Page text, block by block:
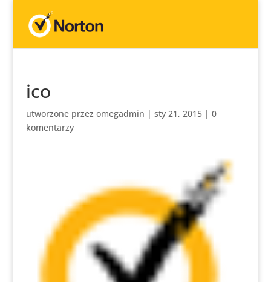
ico
utworzone przez omegadmin | sty 21, 2015| 0
komentarzy